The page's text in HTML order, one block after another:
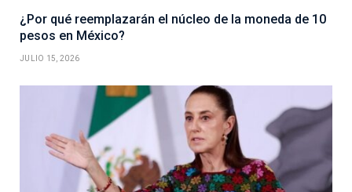
¿Por qué reemplazarán el núcleo de la moneda de 10
pesos en México?
JULIO 15, 2026